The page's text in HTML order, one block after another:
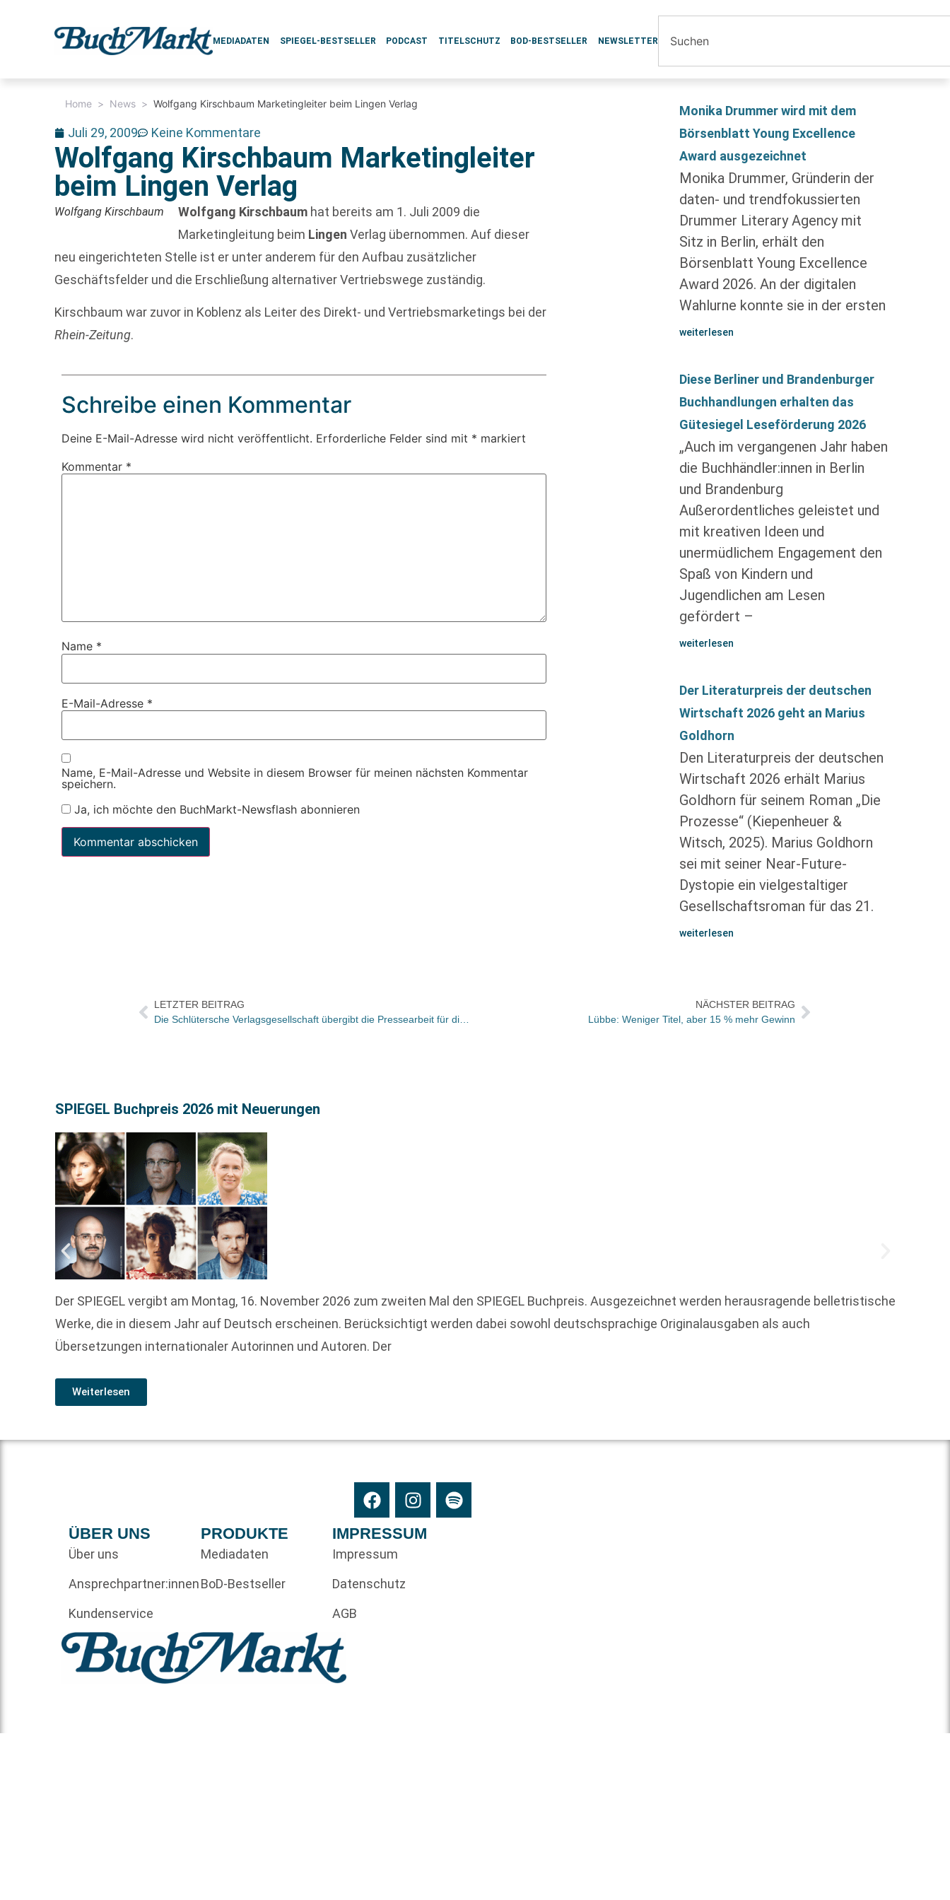
MEDIADATEN SPIEGEL-BESTSELLER PODCAST TITELSCHUTZ BOD-BESTSELLER NEWSLETTER
Home > News > Wolfgang Kirschbaum Marketingleiter beim Lingen Verlag
Juli 29, 2009 Keine Kommentare
Wolfgang Kirschbaum Marketingleiter
beim Lingen Verlag
Wolfgang Kirschbaum Wolfgang Kirschbaum hat bereits am 1. Juli 2009 die
Marketingleitung beim Lingen Verlag übernommen. Auf dieser
neu eingerichteten Stelle ist er unter anderem für den Aufbau zusätzlicher
Geschäftsfelder und die Erschließung alternativer Vertriebswege zuständig.
Kirschbaum war zuvor in Koblenz als Leiter des Direkt- und Vertriebsmarketings bei der
Rhein-Zeitung.
Schreibe einen Kommentar
Deine E-Mail-Adresse wird nicht veröffentlicht. Erforderliche Felder sind mit * markiert
Kommentar *
Name *
E-Mail-Adresse *
Name, E-Mail-Adresse und Website in diesem Browser für meinen nächsten Kommentar
speichern.
Ja, ich möchte den BuchMarkt-Newsflash abonnieren
Monika Drummer wird mit dem
Börsenblatt Young Excellence
Award ausgezeichnet
Monika Drummer, Gründerin der
daten- und trendfokussierten
Drummer Literary Agency mit
Sitz in Berlin, erhält den
Börsenblatt Young Excellence
Award 2026. An der digitalen
Wahlurne konnte sie in der ersten
weiterlesen
Diese Berliner und Brandenburger
Buchhandlungen erhalten das
Gütesiegel Leseförderung 2026
„Auch im vergangenen Jahr haben
die Buchhändler:innen in Berlin
und Brandenburg
Außerordentliches geleistet und
mit kreativen Ideen und
unermüdlichem Engagement den
Spaß von Kindern und
Jugendlichen am Lesen
gefördert –
weiterlesen
Der Literaturpreis der deutschen
Wirtschaft 2026 geht an Marius
Goldhorn
Den Literaturpreis der deutschen
Wirtschaft 2026 erhält Marius
Goldhorn für seinem Roman „Die
Prozesse“ (Kiepenheuer &
Witsch, 2025). Marius Goldhorn
sei mit seiner Near-Future-
Dystopie ein vielgestaltiger
Gesellschaftsroman für das 21.
weiterlesen
LETZTER BEITRAG
NÄCHSTER BEITRAG
Lübbe: Weniger Titel, aber 15 % mehr Gewinn
SPIEGEL Buchpreis 2026 mit Neuerungen
Der SPIEGEL vergibt am Montag, 16. November 2026 zum zweiten Mal den SPIEGEL Buchpreis. Ausgezeichnet werden herausragende belletristische
Werke, die in diesem Jahr auf Deutsch erscheinen. Berücksichtigt werden dabei sowohl deutschsprachige Originalausgaben als auch
Übersetzungen internationaler Autorinnen und Autoren. Der
Weiterlesen
ÜBER UNS
Über uns
Ansprechpartner:innen
Kundenservice
PRODUKTE
Mediadaten
BoD-Bestseller
IMPRESSUM
Impressum
Datenschutz
AGB